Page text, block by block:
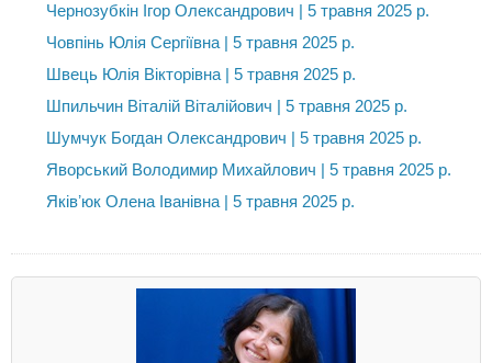
Чернозубкін Ігор Олександрович | 5 травня 2025 р.
Човпінь Юлія Сергіївна | 5 травня 2025 р.
Швець Юлія Вікторівна | 5 травня 2025 р.
Шпильчин Віталій Віталійович | 5 травня 2025 р.
Шумчук Богдан Олександрович | 5 травня 2025 р.
Яворський Володимир Михайлович | 5 травня 2025 р.
Яківʼюк Олена Іванівна | 5 травня 2025 р.